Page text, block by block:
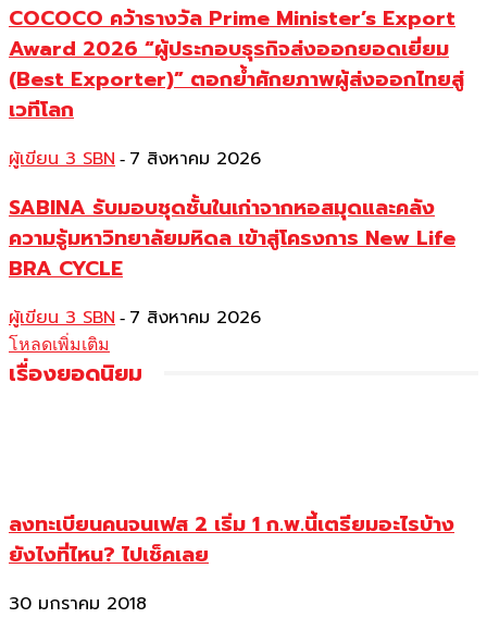
COCOCO คว้ารางวัล Prime Minister’s Export
Award 2026 “ผู้ประกอบธุรกิจส่งออกยอดเยี่ยม
(Best Exporter)” ตอกย้ำศักยภาพผู้ส่งออกไทยสู่
เวทีโลก
ผู้เขียน 3 SBN - 7 สิงหาคม 2026
SABINA รับมอบชุดชั้นในเก่าจากหอสมุดและคลัง
ความรู้มหาวิทยาลัยมหิดล เข้าสู่โครงการ New Life
BRA CYCLE
ผู้เขียน 3 SBN - 7 สิงหาคม 2026
โหลดเพิ่มเติม
เรื่องยอดนิยม
ลงทะเบียนคนจนเฟส 2 เริ่ม 1 ก.พ.นี้เตรียมอะไรบ้าง
ยังไงที่ไหน? ไปเช็คเลย
30 มกราคม 2018